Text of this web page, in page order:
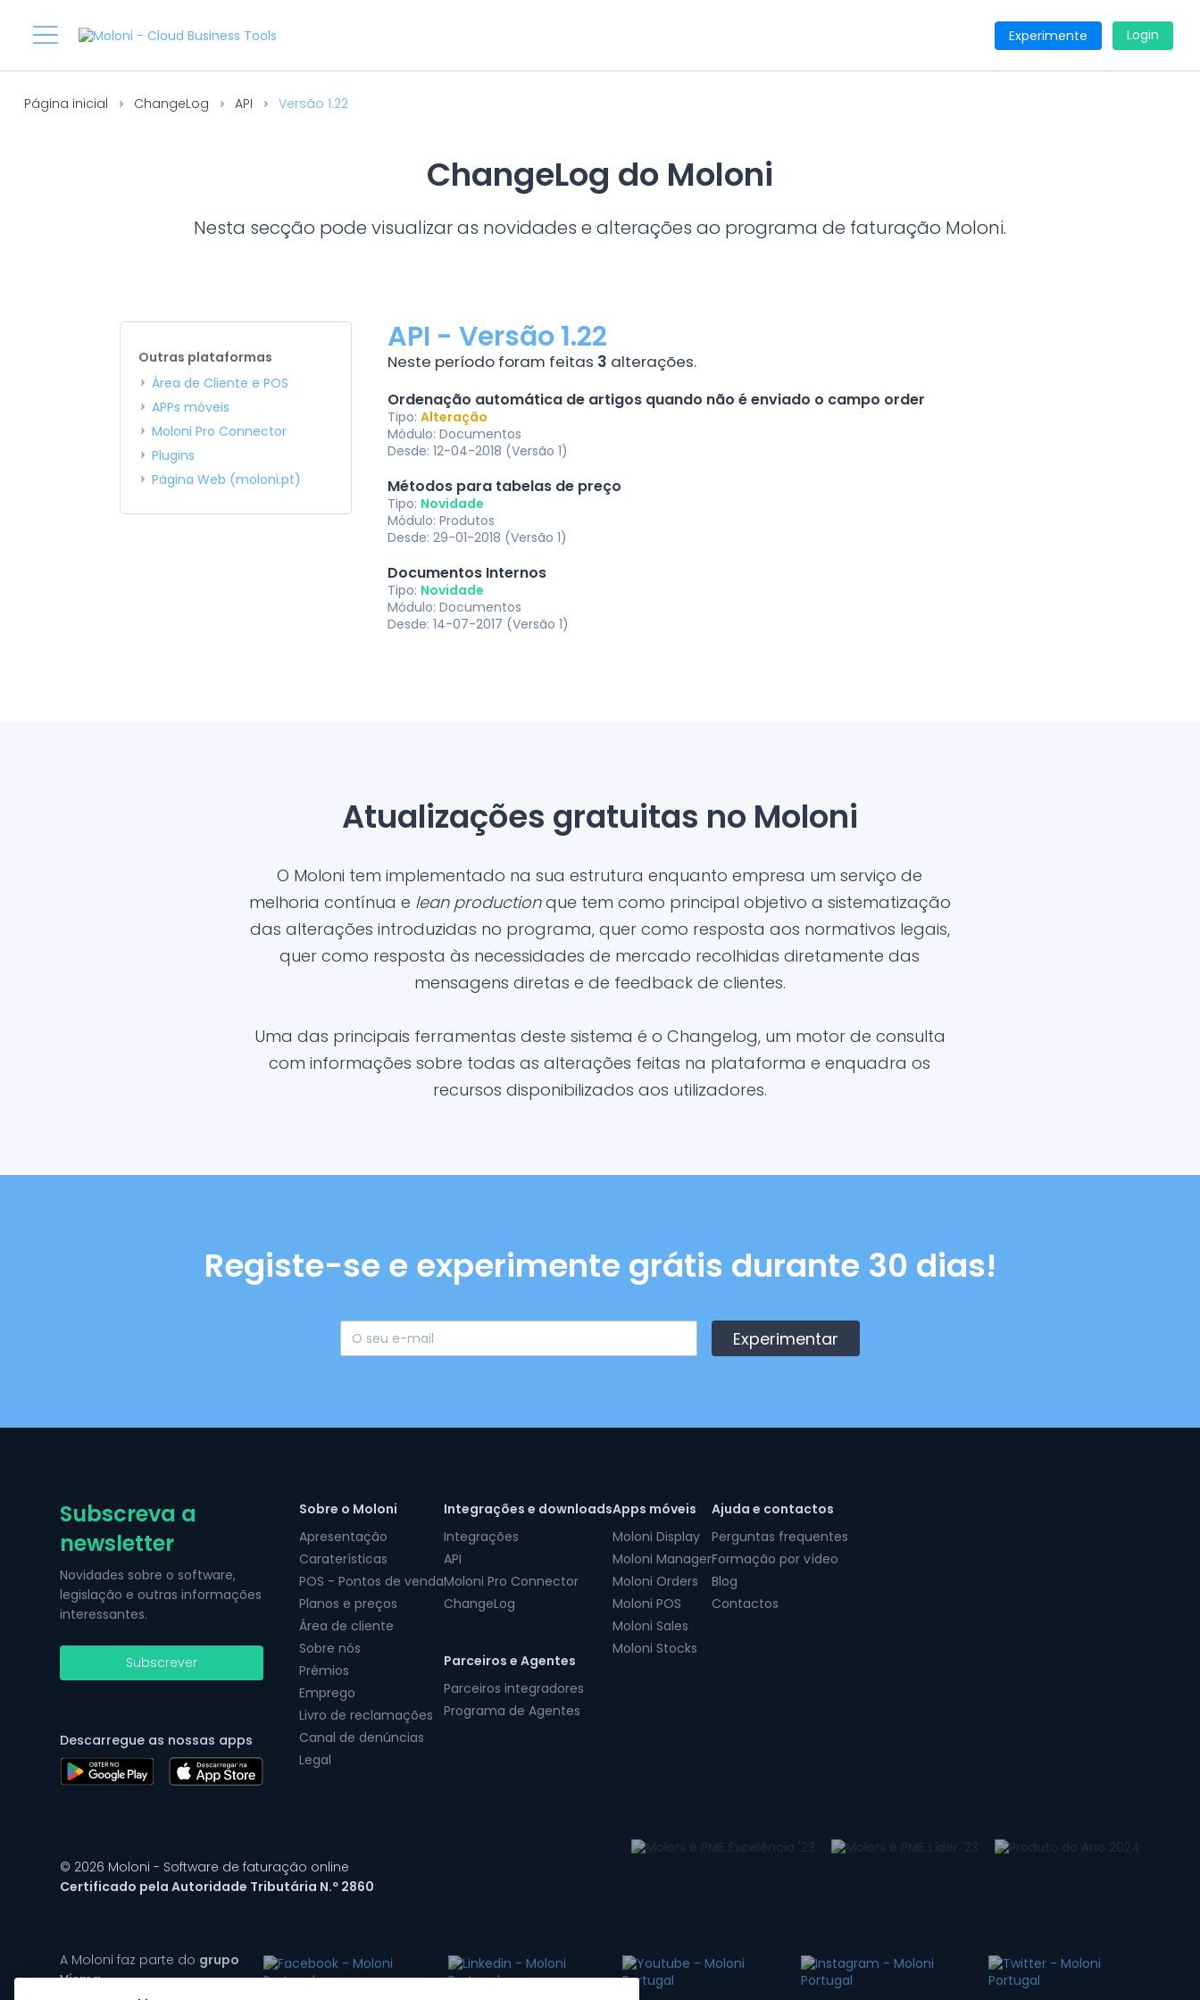
Experimente Login
Página inicial ChangeLog API Versão 1.22
ChangeLog do Moloni
Nesta secção pode visualizar as novidades e alterações ao programa de faturação Moloni.
Outras plataformas
Área de Cliente e POS
APPs móveis
Moloni Pro Connector
Plugins
Página Web (moloni.pt)
API - Versão 1.22
Neste período foram feitas 3 alterações.
Ordenação automática de artigos quando não é enviado o campo order
Tipo:Alteração
Módulo: Documentos
Desde: 12-04-2018 (Versão 1)
Métodos para tabelas de preço
Tipo: Novidade
Módulo: Produtos
Desde: 29-01-2018 (Versão 1)
Documentos Internos
Tipo: Novidade
Módulo: Documentos
Desde: 14-07-2017 (Versão 1)
Atualizações gratuitas no Moloni
O Moloni tem implementado na sua estrutura enquanto empresa um serviço de
melhoria contínua e lean productionque tem como principal objetivo a sistematização
das alterações introduzidas no programa, quer como resposta aos normativos legais,
quer como resposta às necessidades de mercado recolhidas diretamente das
mensagens diretas e de feedback de clientes.
Uma das principais ferramentas deste sistema é o Changelog, um motor de consulta
com informações sobre todas as alterações feitas na plataforma e enquadra os
recursos disponibilizados aos utilizadores.
Registe-se e experimente grátis durante 30 dias!
Experimentar
Subscreva a
newsletter
Novidades sobre o software,
legislação e outras informações
interessantes.
Subscrever
Descarregue as nossas apps
Sobre o Moloni
Apresentação
Caraterísticas
POS - Pontos de venda
Planos e preços
Área de cliente
Sobre nós
Prémios
Emprego
Livro de reclamações
Canal de denúncias
Legal
Integrações e downloads
Integrações
API
Moloni Pro Connector
ChangeLog
Parceiros e Agentes
Parceiros integradores
Programa de Agentes
Apps móveis
Moloni Display
Moloni Manager
Moloni Orders
Moloni POS
Moloni Sales
Moloni Stocks
Ajuda e contactos
Perguntas frequentes
Formação por vídeo
Blog
Contactos
© 2026 Moloni - Software de faturação online
Certificado pela Autoridade Tributária N.º 2860
A Moloni faz parte do grupo
Visma